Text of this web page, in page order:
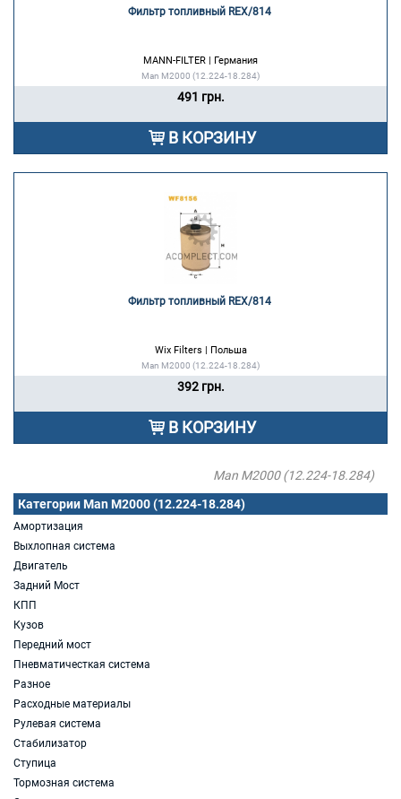
Категории Man M2000 (12.224-18.284)
Амортизация
Выхлопная система
Двигатель
Задний Мост
КПП
Кузов
Передний мост
Пневматичесткая система
Разное
Расходные материалы
Рулевая система
Стабилизатор
Ступица
Тормозная система
Фильтр топливный REX/814
MANN-FILTER | Германия
Man M2000 (12.224-18.284)
491 грн.
В КОРЗИНУ
Фильтр топливный REX/814
Wix Filters | Польша
Man M2000 (12.224-18.284)
392 грн.
В КОРЗИНУ
Man M2000 (12.224-18.284)